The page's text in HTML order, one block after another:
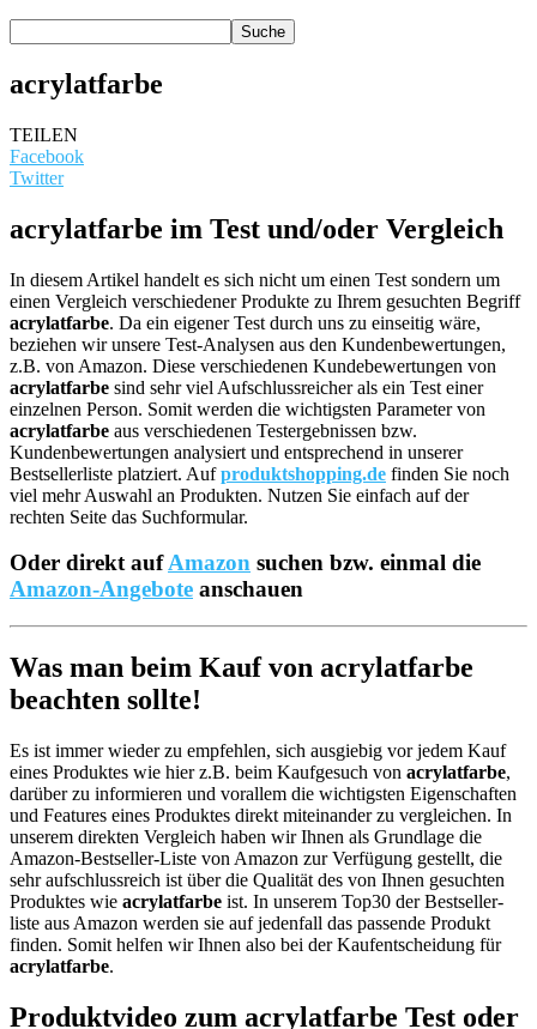
acrylatfarbe
TEILEN
Facebook
Twitter
acrylatfarbe im Test und/oder Vergleich
In diesem Artikel handelt es sich nicht um einen Test sondern um
einen Vergleich verschiedener Produkte zu Ihrem gesuchten Begriff
acrylatfarbe. Da ein eigener Test durch uns zu einseitig wäre,
beziehen wir unsere Test-Analysen aus den Kundenbewertungen,
z.B. von Amazon. Diese verschiedenen Kundebewertungen von
acrylatfarbe sind sehr viel Aufschlussreicher als ein Test einer
einzelnen Person. Somit werden die wichtigsten Parameter von
acrylatfarbe aus verschiedenen Testergebnissen bzw.
Kundenbewertungen analysiert und entsprechend in unserer
Bestsellerliste platziert. Aufproduktshopping.de finden Sie noch
viel mehr Auswahl an Produkten. Nutzen Sie einfach auf der
rechten Seite das Suchformular.
Oder direkt aufAmazon suchen bzw. einmal die
Amazon-Angebote anschauen
Was man beim Kauf von acrylatfarbe
beachten sollte!
Es ist immer wieder zu empfehlen, sich ausgiebig vor jedem Kauf
eines Produktes wie hier z.B. beim Kaufgesuch von acrylatfarbe,
darüber zu informieren und vorallem die wichtigsten Eigenschaften
und Features eines Produktes direkt miteinander zu vergleichen. In
unserem direkten Vergleich haben wir Ihnen als Grundlage die
Amazon-Bestseller-Liste von Amazon zur Verfügung gestellt, die
sehr aufschlussreich ist über die Qualität des von Ihnen gesuchten
Produktes wie acrylatfarbe ist. In unserem Top30 der Bestseller-
liste aus Amazon werden sie auf jedenfall das passende Produkt
finden. Somit helfen wir Ihnen also bei der Kaufentscheidung für
acrylatfarbe.
Produktvideo zum acrylatfarbe Test oder